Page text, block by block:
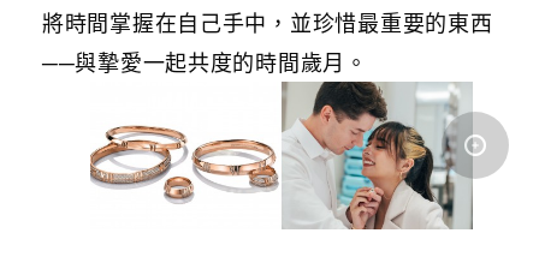
將時間掌握在自己手中，並珍惜最重要的東西
──與摯愛一起共度的時間歲月。